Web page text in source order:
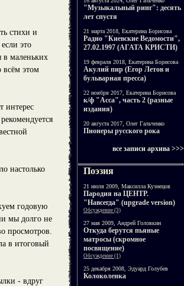
стихи и
это
в маленьких
всём этом
интерес
настолько
годовую
мы долго не
просмотров.
в итоговый
- вдруг
"Музыкальный ринг": десять
лет спустя
21 марта 2018, Екатерина Борисова
Радио "Киевские Ведомости",
27.02.1997 (АГАТА КРИСТИ)
19 февраля 2018, Екатерина Борисова
Акулий пир (Егор Летов и
бульварная пресса)
22 ноября 2017, Екатерина Борисова
к/ф "Асса", часть 2 (разные
издания)
20 августа 2017, Олег Гальченко
Пионеры русского рока
все записи архива >>>
Поэзия
21 июля 2009, Максилла Кузнецов
Пародия на ЦЕНТР.
"Навсегда" (upgrade version)
Обсуждение (3)
27 мая 2009, Андрей Головкин
Откуда берутся пьяные
матросы (скромное
посвящение)
Обсуждение (1)
25 декабря 2008, Эдуард Голубев
Колоколенка